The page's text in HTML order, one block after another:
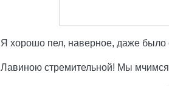
Я хорошо пел, наверное, даже было
Лавиною стремительной! Мы мчимся